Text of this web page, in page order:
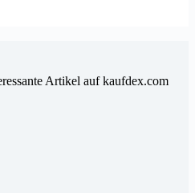
Artikel auf kaufdex.com